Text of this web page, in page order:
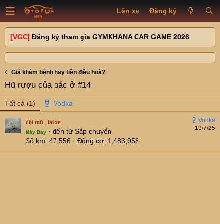
Lên xe Đăng ký
[VGC] Đăng ký tham gia GYMKHANA CAR GAME 2026
Giá khám bệnh hay tiền điều hoà?
Hũ rượu của bác ở #14
Tất cả (1)
13/7/25
đội mũ_ lái xe
Máy Bay · đến từ Sắp chuyển
Số km 47,556 Động cơ 1,483,958